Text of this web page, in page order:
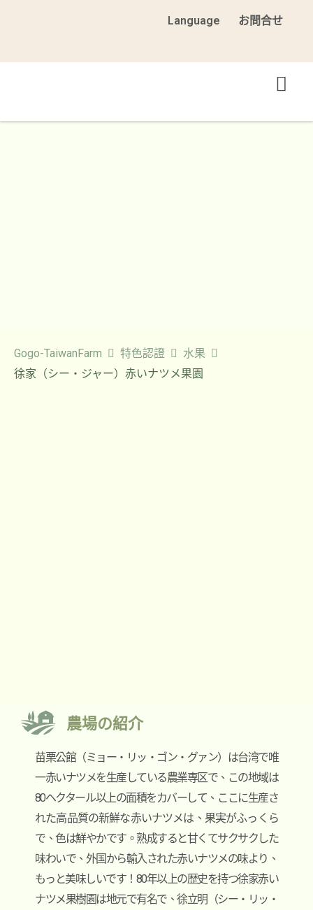
Language お問合せ
Gogo-TaiwanFarm 特色認證
水果
徐家（シー・ジャー）赤いナツメ果園
農場の紹介
苗栗公館（ミョー・リッ・ゴン・グァン）は台湾で唯
一赤いナツメを生産している農業専区で、この地域は
80ヘクタール以上の面積をカバーして、ここに生産さ
れた高品質の新鮮な赤いナツメは、果実がふっくら
で、色は鮮やかです。熟成すると甘くてサクサクした
味わいで、外国から輸入された赤いナツメの味より、
もっと美味しいです！ 80年以上の歴史を持つ徐家赤い
ナツメ果樹園は地元で有名で、徐立明（シー・リッ・